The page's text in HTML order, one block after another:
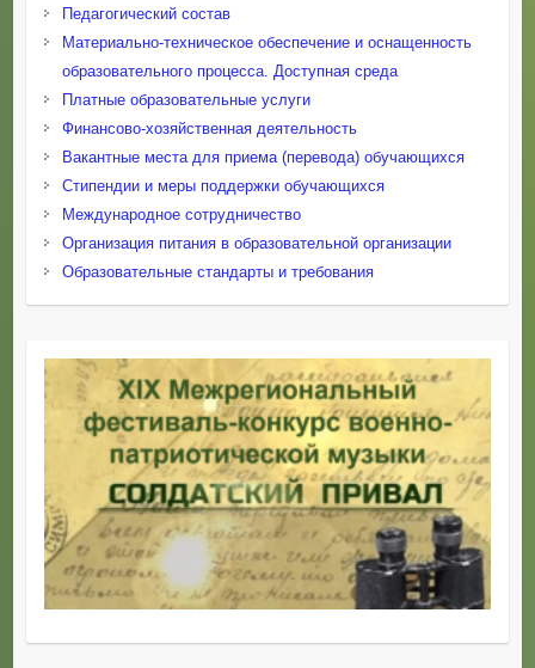
Педагогический состав
Материально-техническое обеспечение и оснащенность
образовательного процесса. Доступная среда
Платные образовательные услуги
Финансово-хозяйственная деятельность
Вакантные места для приема (перевода) обучающихся
Стипендии и меры поддержки обучающихся
Международное сотрудничество
Организация питания в образовательной организации
Образовательные стандарты и требования